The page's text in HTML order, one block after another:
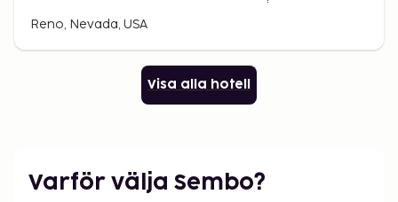
Reno, Nevada, USA
Visa alla hotell
Varför välja Sembo?